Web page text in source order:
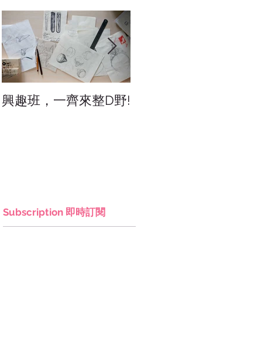
興趣班，一齊來整D野!
Subscription 即時訂閱